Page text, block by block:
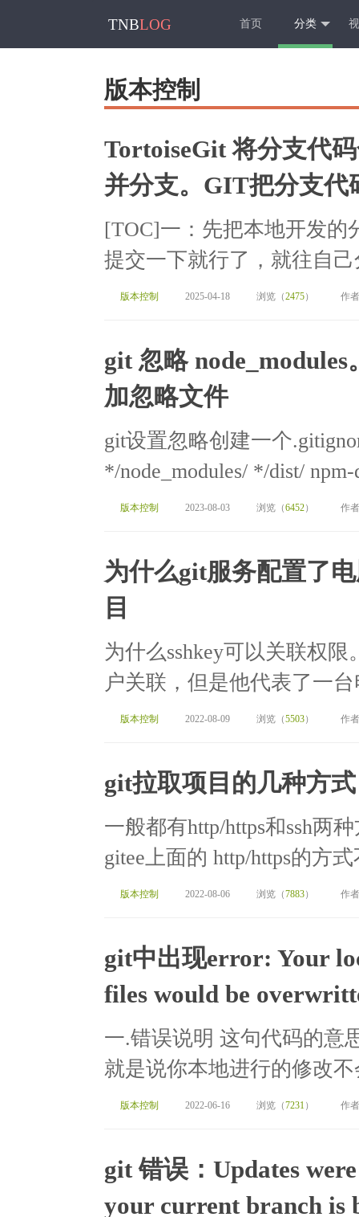
TNBLOG 首页 分类
版本控制
TortoiseGit 将分支代
并分支。GIT把分支代
[TOC]一：先把本地开发的
提交一下就行了，就往自
版本控制 2025-04-18 浏览（2475） 作
git 忽略
加忽略文件
git设置忽略创建一个
*/node_modules/ */dist/
版本控制 2023-08-03 浏览（6452） 作
为什么git服务配置了
目
为什么sshkey可以关联权
户关联，但是他代表了一
版本控制 2022-08-09 浏览（5503） 作
git拉取项目的几种方式
一般都有http/https和ssh两
gitee上面的 http/https的方
版本控制 2022-08-06 浏览（7883） 作
git中出现error: Your
files would be
一.错误说明 这句代码的意
就是说你本地进行的修改
版本控制 2022-06-16 浏览（7231） 作
git 错误：Updates
your current branch is